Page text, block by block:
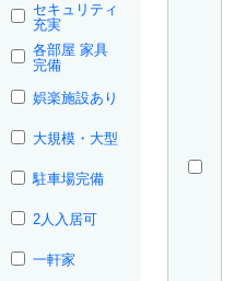
セキュリティ
充実
各部屋 家具
完備
娯楽施設あり
大規模・大型
駐車場完備
2人入居可
一軒家